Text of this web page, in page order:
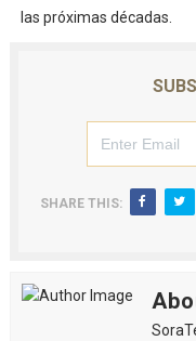
las próximas décadas.
SHARE THIS: